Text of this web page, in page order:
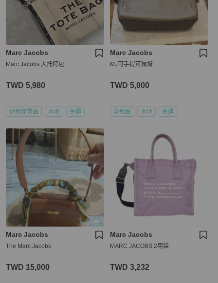
Marc Jacobs
Marc Jacobs 大托特包
TWD 5,980
近新閒置品 本地 免運
Marc Jacobs
MJ可手提可肩揹
TWD 5,000
全新品 本地 免運
Marc Jacobs
The Marc Jacobs
TWD 15,000
Marc Jacobs
MARC JACOBS 2用袋
TWD 3,232